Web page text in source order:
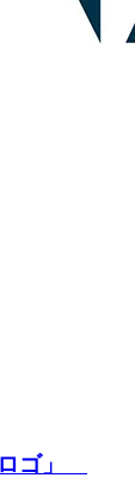
ゴ」